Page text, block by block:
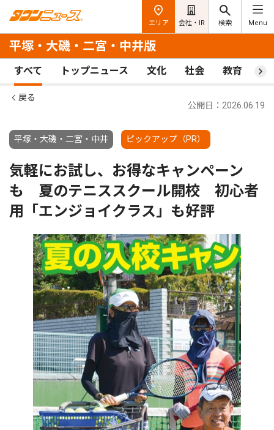
エリア 会社・IR 検索 Menu
平塚・大磯・二宮・中井版
すべて トップニュース 文化 社会 教育 ス
戻る
平塚・大磯・二宮・中井 ピックアップ（PR）
公開日：2026.06.19
気軽にお試し、お得なキャンペーン
も 夏のテニススクール開校 初心者
用「エンジョイクラス」も好評